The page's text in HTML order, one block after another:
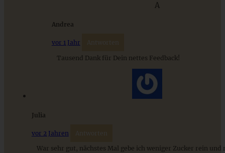
A
Andrea
vor 1 Jahr Antworten
Tausend Dank für Dein nettes Feedback!
Julia
vor 2 Jahren Antworten
War sehr gut, nächstes Mal gebe ich weniger Zucker rein und